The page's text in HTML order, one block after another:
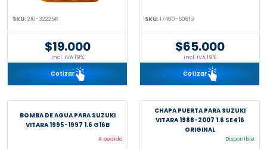
SKU:210-32225R
$19.000
incl. IVA 19%
Cotizar
SKU:17400-60815
$65.000
incl. IVA 19%
Cotizar
BOMBA DE AGUA PARA SUZUKI
VITARA 1995-1997 1.6 G16B
A pedido
CHAPA PUERTA PARA SUZUKI
VITARA 1988-2007 1.6 SE416
ORIGINAL
Disponible